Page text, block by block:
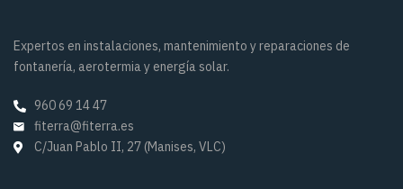
Expertos en instalaciones, mantenimiento y reparaciones de
fontanería, aerotermia y energía solar.
960 69 14 47
fiterra@fiterra.es
C/Juan Pablo II, 27 (Manises, VLC)